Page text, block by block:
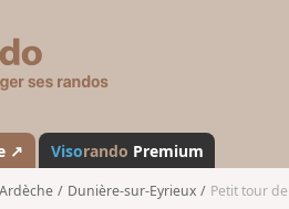
s
a
n
d
↗ Visorando Premium
Ardèche Dunière-sur-Eyrieux Petit tour